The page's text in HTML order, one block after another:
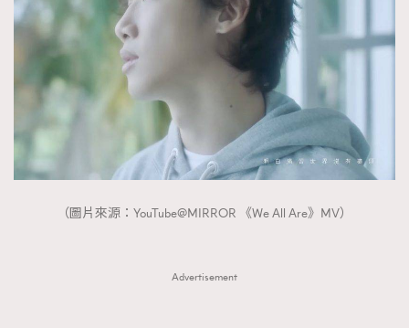
（圖片來源：YouTube@MIRROR 《We All Are》MV）
Advertisement